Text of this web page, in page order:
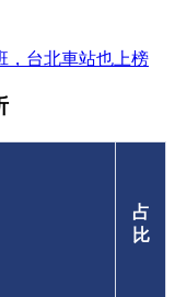
，台北車站也上榜
占
比